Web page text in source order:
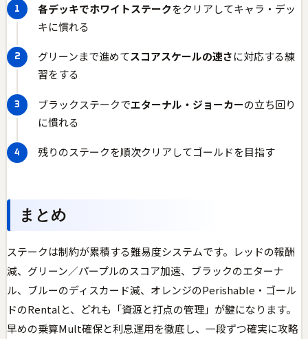
各デッキでホワイトステークをクリアしてキャラ・デッ
キに慣れる
グリーンまで進めてスコアスケールの速さに対応する練
習をする
ブラックステークでエターナル・ジョーカーの立ち回り
に慣れる
残りのステークを順次クリアしてゴールドを目指す
まとめ
ステークは制約が累積する難易度システムです。レッドの報酬
減、グリーン／パープルのスコア加速、ブラックのエターナ
ル、ブルーのディスカード減、オレンジのPerishable・ゴール
ドのRentalと、どれも「資源と打点の管理」が鍵になります。
早めの乗算Mult確保と利息運用を徹底し、一段ずつ確実に攻略